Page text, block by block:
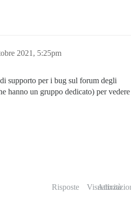
2021, 5:25pm
supporto per i bug sul forum degli
hanno un gruppo dedicato) per vedere
Risposte Visualizzazioni
Attività